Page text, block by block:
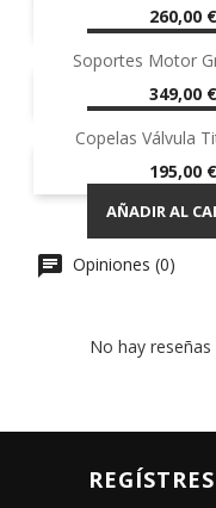
Precio
260,00 €
AÑADIR AL
Soportes Motor
Precio
349,00 €
AÑADIR AL
Copelas Válvula
Precio
195,00 €
AÑADIR AL
Opiniones (0)
No hay